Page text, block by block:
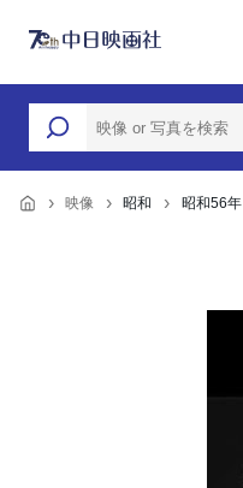
映像 昭和 昭和56年